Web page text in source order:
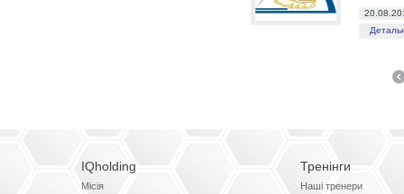
IQholding
Місія
Тренінги
Наші тренери